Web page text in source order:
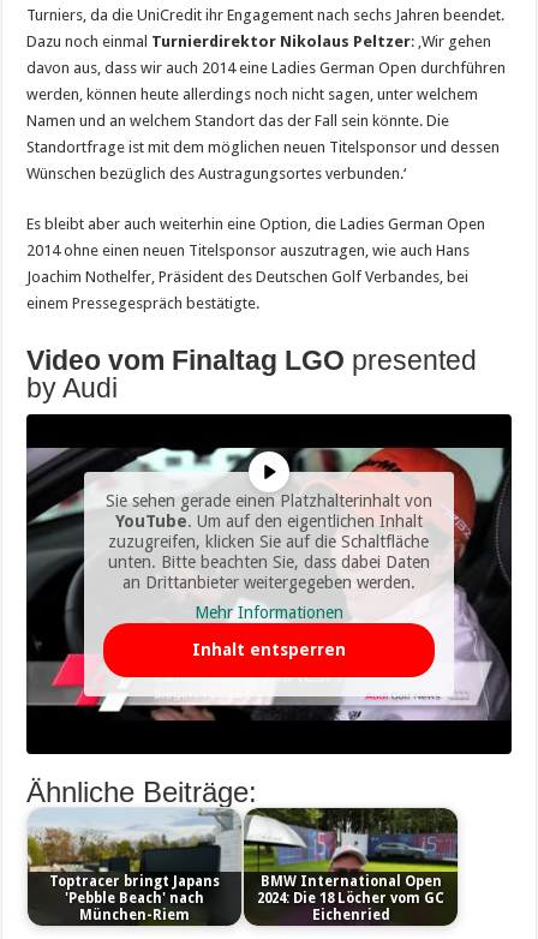
Turniers, da die UniCredit ihr Engagement nach sechs Jahren beendet.
Dazu noch einmal Turnierdirektor Nikolaus Peltzer: ‚Wir gehen
davon aus, dass wir auch 2014 eine Ladies German Open durchführen
werden, können heute allerdings noch nicht sagen, unter welchem
Namen und an welchem Standort das der Fall sein könnte. Die
Standortfrage ist mit dem möglichen neuen Titelsponsor und dessen
Wünschen bezüglich des Austragungsortes verbunden.‘
Es bleibt aber auch weiterhin eine Option, die Ladies German Open
2014 ohne einen neuen Titelsponsor auszutragen, wie auch Hans
Joachim Nothelfer, Präsident des Deutschen Golf Verbandes, bei
einem Pressegespräch bestätigte.
Video vom Finaltag LGO presented
by Audi
Sie sehen gerade einen Platzhalterinhalt von
YouTube. Um auf den eigentlichen Inhalt
zuzugreifen, klicken Sie auf die Schaltfläche
unten. Bitte beachten Sie, dass dabei Daten
an Drittanbieter weitergegeben werden.
Mehr Informationen
Inhalt entsperren
Ähnliche Beiträge:
Toptracer bringt Japans
'Pebble Beach' nach
München-Riem
BMW International Open
2024: Die 18 Löcher vom GC
Eichenried